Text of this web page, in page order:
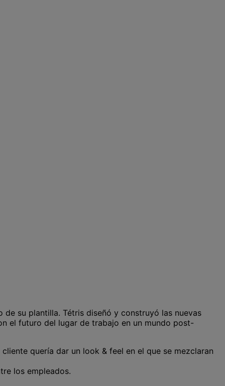
su plantilla. Tétris diseñó y construyó las nuevas
el futuro del lugar de trabajo en un mundo post-
quería dar un look & feel en el que se mezclaran
los empleados.